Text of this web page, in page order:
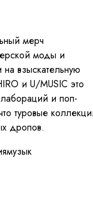
мерч
моды и
взыскательную
и U/MUSIC это
и поп-
туровые
дропов.
музык